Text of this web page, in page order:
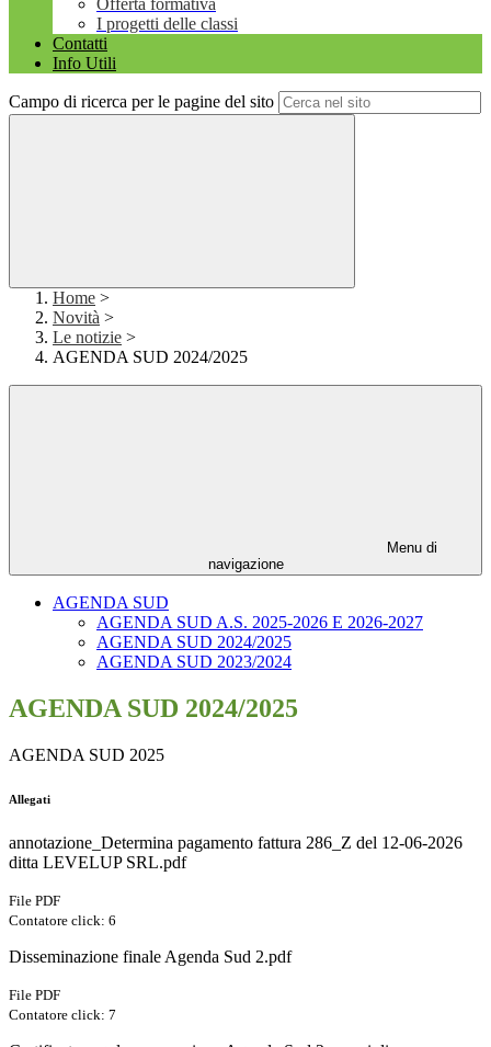
Offerta formativa
I progetti delle classi
Contatti
Info Utili
Campo di ricerca per le pagine del sito
Home >
Novità >
Le notizie >
AGENDA SUD 2024/2025
Menu di
navigazione
AGENDA SUD
AGENDA SUD A.S. 2025-2026 E 2026-2027
AGENDA SUD 2024/2025
AGENDA SUD 2023/2024
AGENDA SUD 2024/2025
AGENDA SUD 2025
Allegati
annotazione_Determina pagamento fattura 286_Z del 12-06-2026
ditta LEVELUP SRL.pdf
File PDF
Contatore click: 6
Disseminazione finale Agenda Sud 2.pdf
File PDF
Contatore click: 7